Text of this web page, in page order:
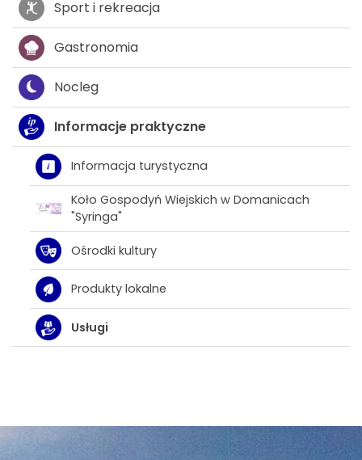
Sport i rekreacja
Gastronomia
Nocleg
Informacje praktyczne
Informacja turystyczna
Koło Gospodyń Wiejskich w Domanicach
"Syringa"
Ośrodki kultury
Produkty lokalne
Usługi